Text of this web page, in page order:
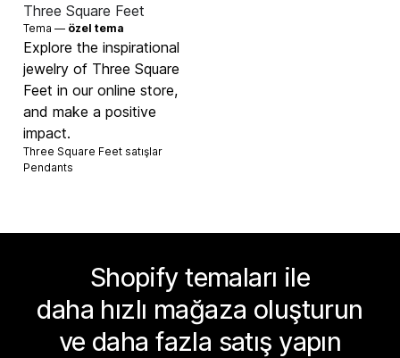
Three Square Feet
Tema — özel tema
Explore the inspirational
jewelry of Three Square
Feet in our online store,
and make a positive
impact.
Three Square Feet satışlar
Pendants
Shopify temaları ile
daha hızlı mağaza oluşturun
ve daha fazla satış yapın